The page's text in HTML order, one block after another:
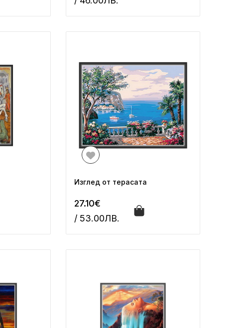
Изглед от терасата
27.10€
/ 53.00ЛВ.